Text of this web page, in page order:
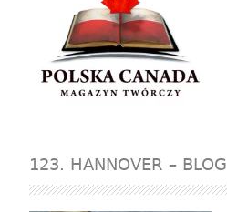
123. HANNOVER – BLOG